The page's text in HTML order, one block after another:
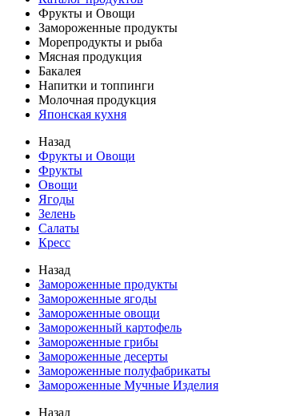
Фрукты и Овощи
Замороженные продукты
Морепродукты и рыба
Мясная продукция
Бакалея
Напитки и топпинги
Молочная продукция
Японская кухня
Назад
Фрукты и Овощи
Фрукты
Овощи
Ягоды
Зелень
Салаты
Кресс
Назад
Замороженные продукты
Замороженные ягоды
Замороженные овощи
Замороженный картофель
Замороженные грибы
Замороженные десерты
Замороженные полуфабрикаты
Замороженные Мучные Изделия
Назад